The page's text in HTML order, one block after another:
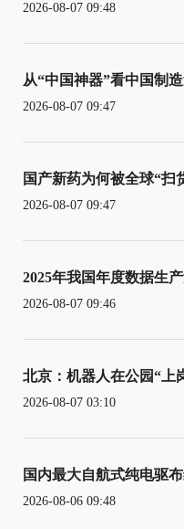
2026-08-07 09:48
从“中国神器”看中国制
2026-08-07 09:47
国产新药为何被全球“扫
2026-08-07 09:47
2025年我国年度数据生
2026-08-07 09:46
北京：机器人在公园“上
2026-08-07 03:10
国内最大自航式纯电驱
2026-08-06 09:48